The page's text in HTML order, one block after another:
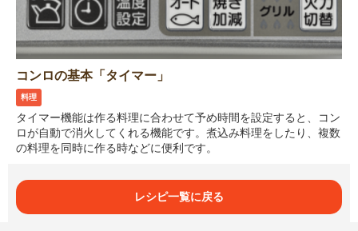
コンロの基本「タイマー」
料理
タイマー機能は作る料理に合わせて予め時間を設定すると、コン
ロが自動で消火してくれる機能です。煮込み料理をしたり、複数
の料理を同時に作る時などに便利です。
レシピ一覧に戻る